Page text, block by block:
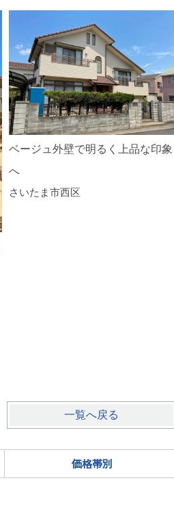
ベージュ外壁で明るく上品な印象
へ
さいたま市西区
一覧へ戻る
価格帯別